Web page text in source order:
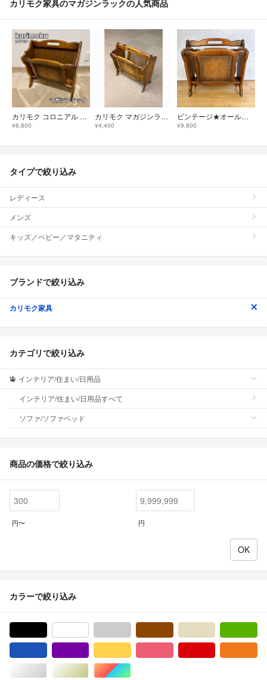
カリモク家具のマガジンラックの人気商品
カリモク コロニアル マガジンラック AC0102NK
¥6,800
カリモク マガジンラック
¥4,400
ビンテージ★オールド カリモク マガジンラック ブックスタンド コロニアル
¥9,800
タイプで絞り込み
レディース
メンズ
キッズ／ベビー／マタニティ
ブランドで絞り込み
カリモク家具
カテゴリで絞り込み
インテリア/住まい/日用品
インテリア/住まい/日用品すべて
ソファ/ソファベッド
商品の価格で絞り込み
円〜 円
カラーで絞り込み
シルバー/銀色系ゴールド/金色系マルチカラー